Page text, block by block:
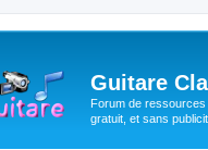
Guitare
Forum de
gratuit, et sans